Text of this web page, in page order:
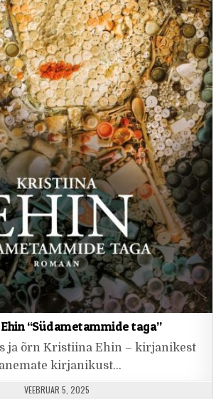
“Südametammide taga”
ja õrn Kristiina Ehin – kirjanikest
kirjanikust…
PUBLISHED DATE:
VEEBRUAR 5, 2025